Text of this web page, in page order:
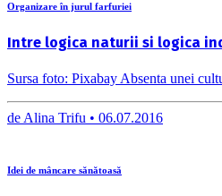
Organizare în jurul farfuriei
Intre logica naturii si logica
Sursa foto: Pixabay Absenta unei
de Alina Trifu • 06.07.2016
Idei de mâncare sănătoasă